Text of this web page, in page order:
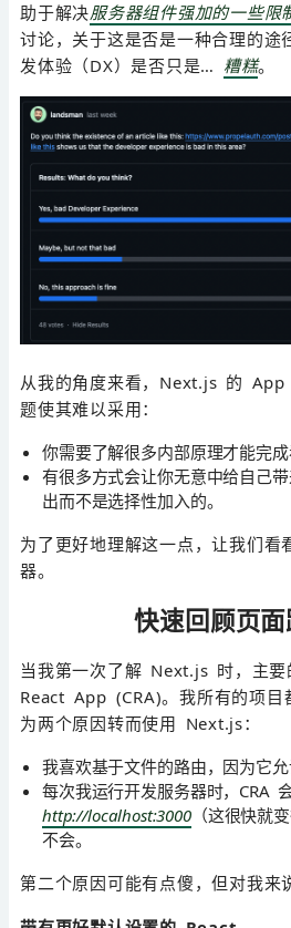
助于解决服务器组件强加的一些限
讨论，关于这是否是一种合理的
发体验（DX）是否只是… 糟糕。
从我的角度来看，Next.js 的
题使其难以采用：
你需要了解很多内部原理才能完成
有很多方式会让你无意中给自己
出而不是选择性加入的。
为了更好地理解这一点，让我们看
器。
快速回顾页
当我第一次了解 Next.js 时，主要
React App (CRA)。我所有的项目
为两个原因转而使用 Next.js：
我喜欢基于文件的路由，因为它允
每次我运行开发服务器时，CRA
http://localhost:3000（这很快就
不会。
第二个原因可能有点傻，但对我来